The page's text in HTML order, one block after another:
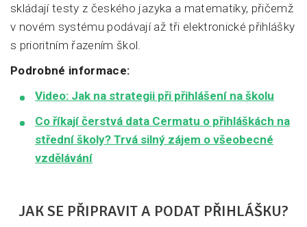
skládají testy z českého jazyka a matematiky, přičemž
v novém systému podávají až tři elektronické přihlášky
s prioritním řazením škol.
Podrobné informace:
Video: Jak na strategii při přihlášení na školu
Co říkají čerstvá data Cermatu o přihláškách na
střední školy? Trvá silný zájem o všeobecné
vzdělávání
JAK SE PŘIPRAVIT A PODAT PŘIHLÁŠKU?